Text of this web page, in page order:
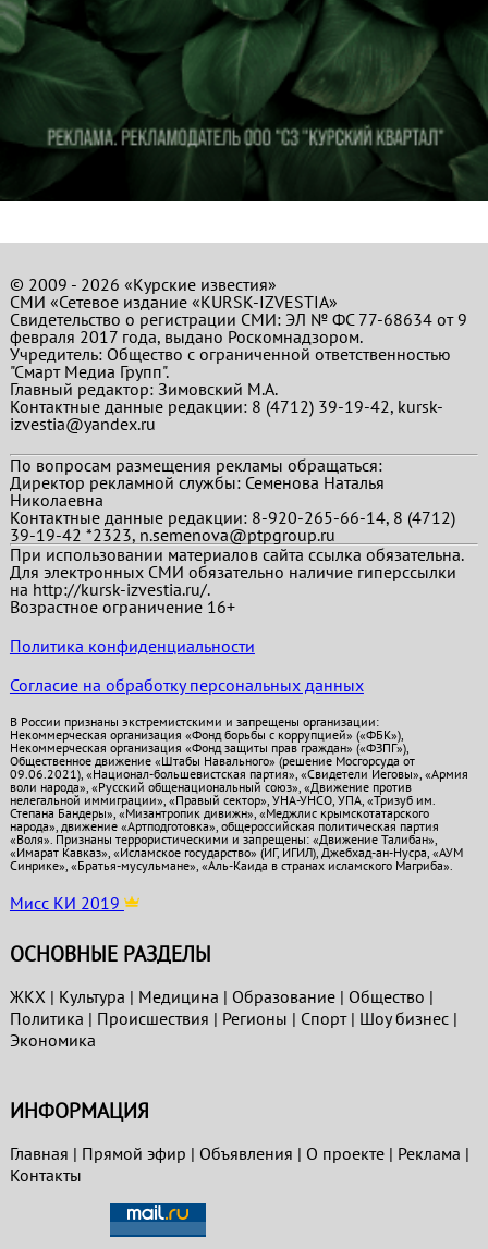
© 2009 - 2026 «Курские известия»
СМИ «Сетевое издание «KURSK-IZVESTIA»
Свидетельство о регистрации СМИ: ЭЛ № ФС 77-68634 от 9
февраля 2017 года, выдано Роскомнадзором.
Учредитель: Общество с ограниченной ответственностью
"Смарт Медиа Групп".
Главный редактор:Зимовский М.А.
Контактные данные редакции: 8 (4712) 39-19-42, kursk-
izvestia@yandex.ru
По вопросам размещения рекламы обращаться:
Директор рекламной службы: Семенова Наталья
Николаевна
Контактные данные редакции: 8-920-265-66-14, 8 (4712)
39-19-42 *2323, n.semenova@ptpgroup.ru
При использовании материалов сайта ссылка обязательна.
Для электронных СМИ обязательно наличие гиперссылки
на http://kursk-izvestia.ru/.
Возрастное ограничение 16+
Политика конфиденциальности
Согласие на обработку персональных данных
В России признаны экстремистскими и запрещены организации:
Некоммерческая организация «Фонд борьбы с коррупцией» («ФБК»),
Некоммерческая организация «Фонд защиты прав граждан» («ФЗПГ»),
Общественное движение «Штабы Навального» (решение Мосгорсуда от
09.06.2021), «Национал-большевистская партия», «Свидетели Иеговы», «Армия
воли народа», «Русский общенациональный союз», «Движение против
нелегальной иммиграции», «Правый сектор», УНА-УНСО, УПА, «Тризуб им.
Степана Бандеры», «Мизантропик дивижн», «Меджлис крымскотатарского
народа», движение «Артподготовка», общероссийская политическая партия
«Воля». Признаны террористическими и запрещены: «Движение Талибан»,
«Имарат Кавказ», «Исламское государство» (ИГ, ИГИЛ), Джебхад-ан-Нусра, «АУМ
Синрике», «Братья-мусульмане», «Аль-Каида в странах исламского Магриба».
Мисс КИ 2019
ОСНОВНЫЕ РАЗДЕЛЫ
ЖКХ | Культура | Медицина | Образование| Общество |
Политика | Проиcшествия | Регионы | Спорт| Шоу бизнес|
Экономика
ИНФОРМАЦИЯ
Главная | Прямой эфир | Объявления | О проекте| Реклама |
Контакты